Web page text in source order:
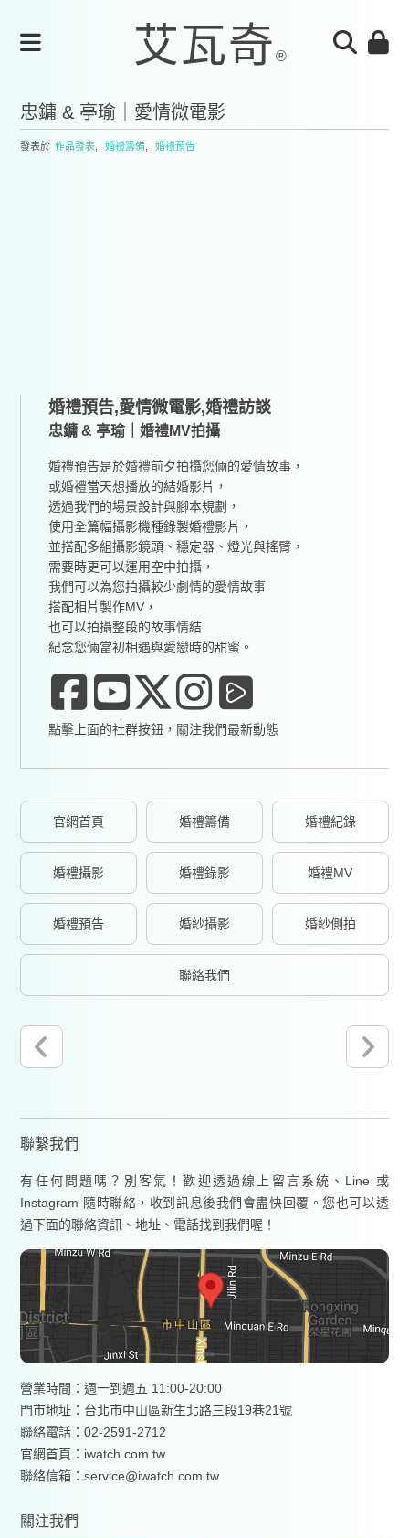
忠鏞 & 亭瑜｜愛情微電影
發表於 作品發表 婚禮籌備 婚禮預告
婚禮預告,愛情微電影,婚禮訪談
忠鏞 & 亭瑜｜婚禮MV拍攝
婚禮預告是於婚禮前夕拍攝您倆的愛情故事，
或婚禮當天想播放的結婚影片，
透過我們的場景設計與腳本規劃，
使用全篇幅攝影機種錄製婚禮影片，
並搭配多組攝影鏡頭、穩定器、燈光與搖臂，
需要時更可以運用空中拍攝，
我們可以為您拍攝較少劇情的愛情故事
搭配相片製作MV，
也可以拍攝整段的故事情結
紀念您倆當初相遇與愛戀時的甜蜜。
點擊上面的社群按鈕，關注我們最新動態
官網首頁 婚禮籌備 婚禮紀錄
婚禮攝影 婚禮錄影 婚禮MV
婚禮預告 婚紗攝影 婚紗側拍
聯絡我們
聯繫我們
有任何問題嗎？別客氣！歡迎透過線上留言系統、Line 或
Instagram 隨時聯絡，收到訊息後我們會盡快回覆。您也可以透
過下面的聯絡資訊、地址、電話找到我們喔！
營業時間：週一到週五 11:00-20:00
門市地址：台北市中山區新生北路三段19巷21號
聯絡電話：02-2591-2712
官網首頁： iwatch.com.tw
聯絡信箱：service@iwatch.com.tw
關注我們